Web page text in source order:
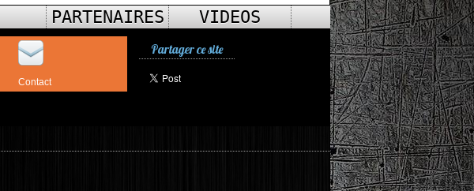
PARTENAIRES VIDEOS
Contact
Partager ce site